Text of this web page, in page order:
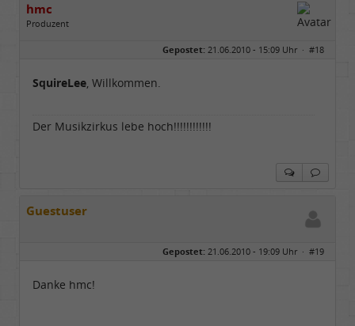
hmc
Produzent
Beiträge:
17570
Gepostet: 21.06.2010 - 15:09 Uhr · #18
SquireLee, Willkommen.
Der Musikzirkus lebe hoch!!!!!!!!!!!!
Guestuser
Gepostet: 21.06.2010 - 19:09 Uhr · #19
Danke hmc!